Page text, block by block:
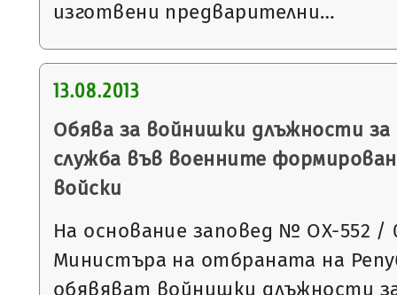
изготвени предварителни…
13.08.2013
Обява за войнишки длъжности за
служба във военните
войски
На основание заповед № ОХ-552 /
Министъра на отбраната на
обявяват войнишки длъжности